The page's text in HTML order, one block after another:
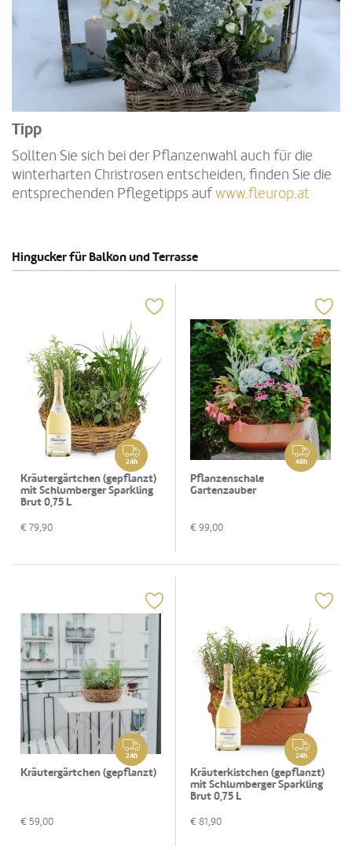
Tipp
Sollten Sie sich bei der Pflanzenwahl auch für die
winterharten Christrosen entscheiden, finden Sie die
entsprechenden Pflegetipps aufwww.fleurop.at
Hingucker für Balkon und Terrasse
24h
Kräutergärtchen (gepflanzt)
mit Schlumberger Sparkling
Brut 0,75 L
€ 79,90
48h
Pflanzenschale
Gartenzauber
€ 99,00
24h
Kräutergärtchen (gepflanzt)
€ 59,00
24h
Kräuterkistchen (gepflanzt)
mit Schlumberger Sparkling
Brut 0,75 L
€ 81,90